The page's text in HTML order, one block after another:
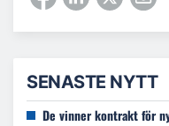
SENASTE NYTT
De vinner kontrakt för